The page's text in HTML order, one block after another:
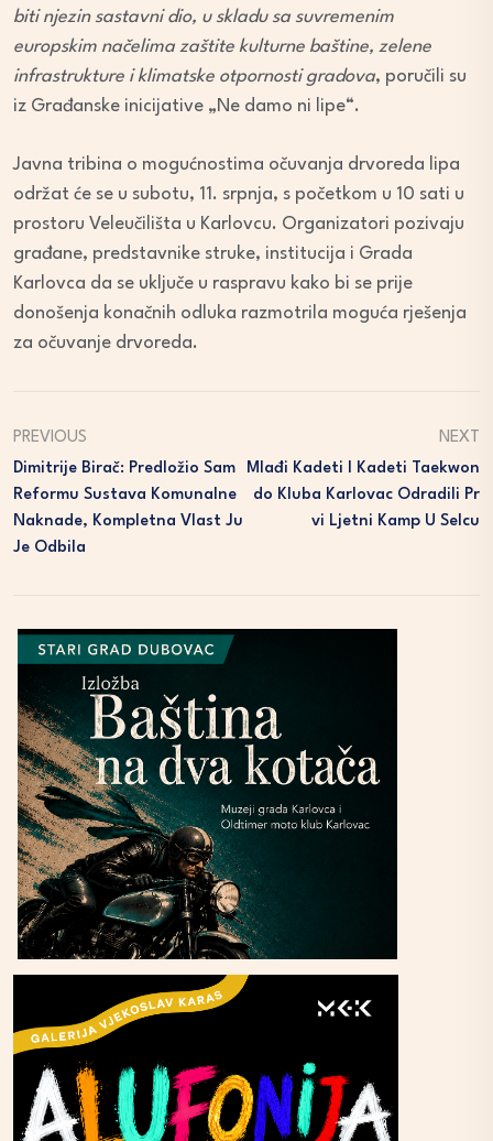
biti njezin sastavni dio, u skladu sa suvremenim
europskim načelima zaštite kulturne baštine, zelene
infrastrukture i klimatske otpornosti gradova, poručili su
iz Građanske inicijative „Ne damo ni lipe“.
Javna tribina o mogućnostima očuvanja drvoreda lipa
održat će se u subotu, 11. srpnja, s početkom u 10 sati u
prostoru Veleučilišta u Karlovcu. Organizatori pozivaju
građane, predstavnike struke, institucija i Grada
Karlovca da se uključe u raspravu kako bi se prije
donošenja konačnih odluka razmotrila moguća rješenja
za očuvanje drvoreda.
PREVIOUS
Dimitrije Birač: Predložio Sam
Reformu Sustava Komunalne
Naknade, Kompletna Vlast Ju
Je Odbila
NEXT
Mlađi Kadeti I Kadeti Taekwon
Do Kluba Karlovac Odradili Pr
Vi Ljetni Kamp U Selcu